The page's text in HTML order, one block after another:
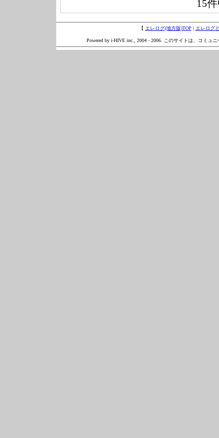
15
【 エレログ(地方版)TOP | エレログ
Powered by i-HIVE inc., 2004 - 2006. このサイトは、コミュ